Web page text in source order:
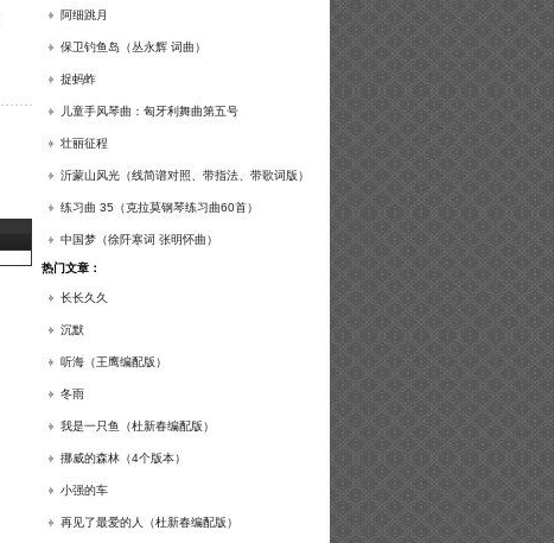
谱及练习提示）
阿细跳月
保卫钓鱼岛（丛永辉 词曲）
捉蚂蚱
儿童手风琴曲：匈牙利舞曲第五号
壮丽征程
沂蒙山风光（线简谱对照、带指法、带歌词版）
练习曲 35（克拉莫钢琴练习曲60首）
中国梦（徐阡寒词 张明怀曲）
热门文章：
长长久久
沉默
听海（王鹰编配版）
冬雨
我是一只鱼（杜新春编配版）
挪威的森林（4个版本）
小强的车
再见了最爱的人（杜新春编配版）